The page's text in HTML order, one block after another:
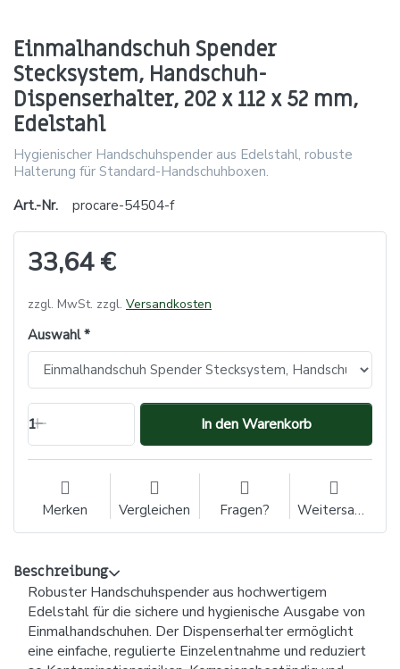
Einmalhandschuh Spender
Stecksystem, Handschuh-
Dispenserhalter, 202 x 112 x 52 mm,
Edelstahl
Hygienischer Handschuhspender aus Edelstahl, robuste
Halterung für Standard-Handschuhboxen.
Art.-Nr.
procare-54504-f
33,64 €
zzgl. MwSt. zzgl. Versandkosten
Auswahl
1 In den Warenkorb
Merken Vergleichen Fragen? Weitersagen
Beschreibung
Robuster Handschuhspender aus hochwertigem
Edelstahl für die sichere und hygienische Ausgabe von
Einmalhandschuhen. Der Dispenserhalter ermöglicht
eine einfache, regulierte Einzelentnahme und reduziert